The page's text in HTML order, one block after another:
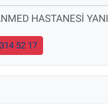
HASTANESİ YANI
52 17